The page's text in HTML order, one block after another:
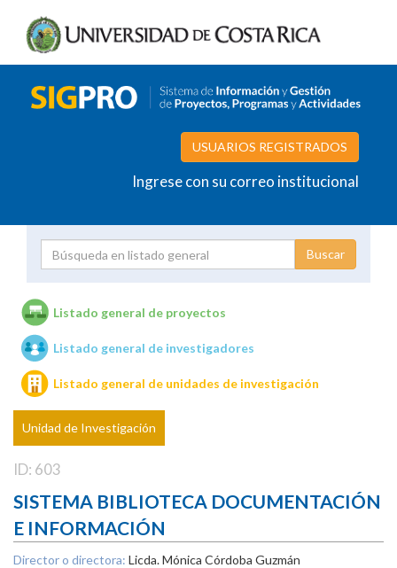
USUARIOS REGISTRADOS
Ingrese con su correo institucional
Unidades de investigación
Listado general de proyectos
Listado general de investigadores
Listado general de unidades de investigación
Unidad de Investigación
ID: 603
SISTEMA BIBLIOTECA DOCUMENTACIÓN
E INFORMACIÓN
Director o directora: Licda. Mónica Córdoba Guzmán